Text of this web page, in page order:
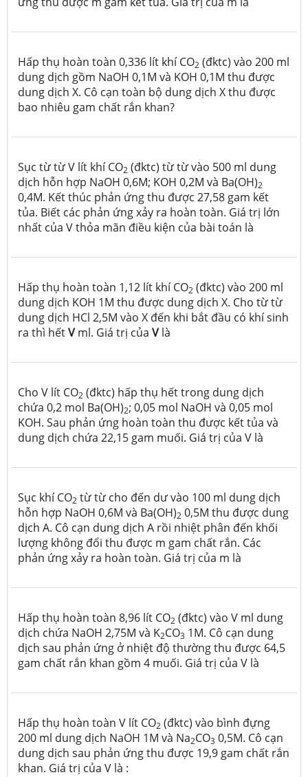
Hấp thụ hoàn toàn 0,336 lít khí CO2 (đktc) vào 200 ml
dung dịch gồm NaOH 0,1M và KOH 0,1M thu được
dung dịch X. Cô cạn toàn bộ dung dịch X thu được
bao nhiêu gam chất rắn khan?
Sục từ từ V lít khí CO2 (đktc) từ từ vào 500 ml dung
dịch hỗn hợp NaOH 0,6M; KOH 0,2M và Ba(OH)2
0,4M. Kết thúc phản ứng thu được 27,58 gam kết
tủa. Biết các phản ứng xảy ra hoàn toàn. Giá trị lớn
nhất của V thỏa mãn điều kiện của bài toán là
Hấp thụ hoàn toàn 1,12 lít khí CO2 (đktc) vào 200 ml
dung dịch KOH 1M thu được dung dịch X. Cho từ từ
dung dịch HCl 2,5M vào X đến khi bắt đầu có khí sinh
ra thì hếtVml. Giá trị của Vlà
Cho V lít CO2 (đktc) hấp thụ hết trong dung dịch
chứa 0,2 mol Ba(OH)2; 0,05 mol NaOH và 0,05 mol
KOH. Sau phản ứng hoàn toàn thu được kết tủa và
dung dịch chứa 22,15 gam muối. Giá trị của V là
Sục khí CO2 từ từ cho đến dư vào 100 ml dung dịch
hỗn hợp NaOH 0,6M và Ba(OH)2 0,5M thu được dung
dịch A. Cô cạn dung dịch A rồi nhiệt phân đến khối
lượng không đổi thu được m gam chất rắn. Các
phản ứng xảy ra hoàn toàn. Giá trị của m là
Hấp thụ hoàn toàn 8,96 lít CO2 (đktc) vào V ml dung
dịch chứa NaOH 2,75M và K2CO3 1M. Cô cạn dung
dịch sau phản ứng ở nhiệt độ thường thu được 64,5
gam chất rắn khan gồm 4 muối. Giá trị của V là
Hấp thụ hoàn toàn V lít CO2 (đktc) vào bình đựng
200 ml dung dịch NaOH 1M và Na2CO3 0,5M. Cô cạn
dung dịch sau phản ứng thu được 19,9 gam chất rắn
khan. Giá trị của V là :